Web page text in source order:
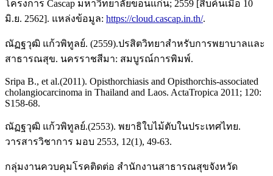
โครงการ Cascap มหาวิทยาลัยขอนแก่น; 2559 [สืบค้นเมื่อ 10
มิ.ย. 2562]. แหล่งข้อมูล: https://cloud.cascap.in.th/.
ณัฏฐวุฒิ แก้วพิทูลย์. (2559).ปรสิตวิทยาสำหรับการพยาบาลและ
สาธารณสุข. นครราชสีมา: สมบูรณ์การพิมพ์.
Sripa B., et al.(2011). Opisthorchiasis and Opisthorchis-associated
cholangiocarcinoma in Thailand and Laos. ActaTropica 2011; 120:
S158-68.
ณัฏฐวุฒิ แก้วพิทูลย์.(2553). พยาธิใบไม้ตับในประเทศไทย.
วารสารวิชาการ มอบ 2553, 12(1), 49-63.
กลุ่มงานควบคุมโรคติดต่อ สำนักงานสาธารณสุขจังหวัด